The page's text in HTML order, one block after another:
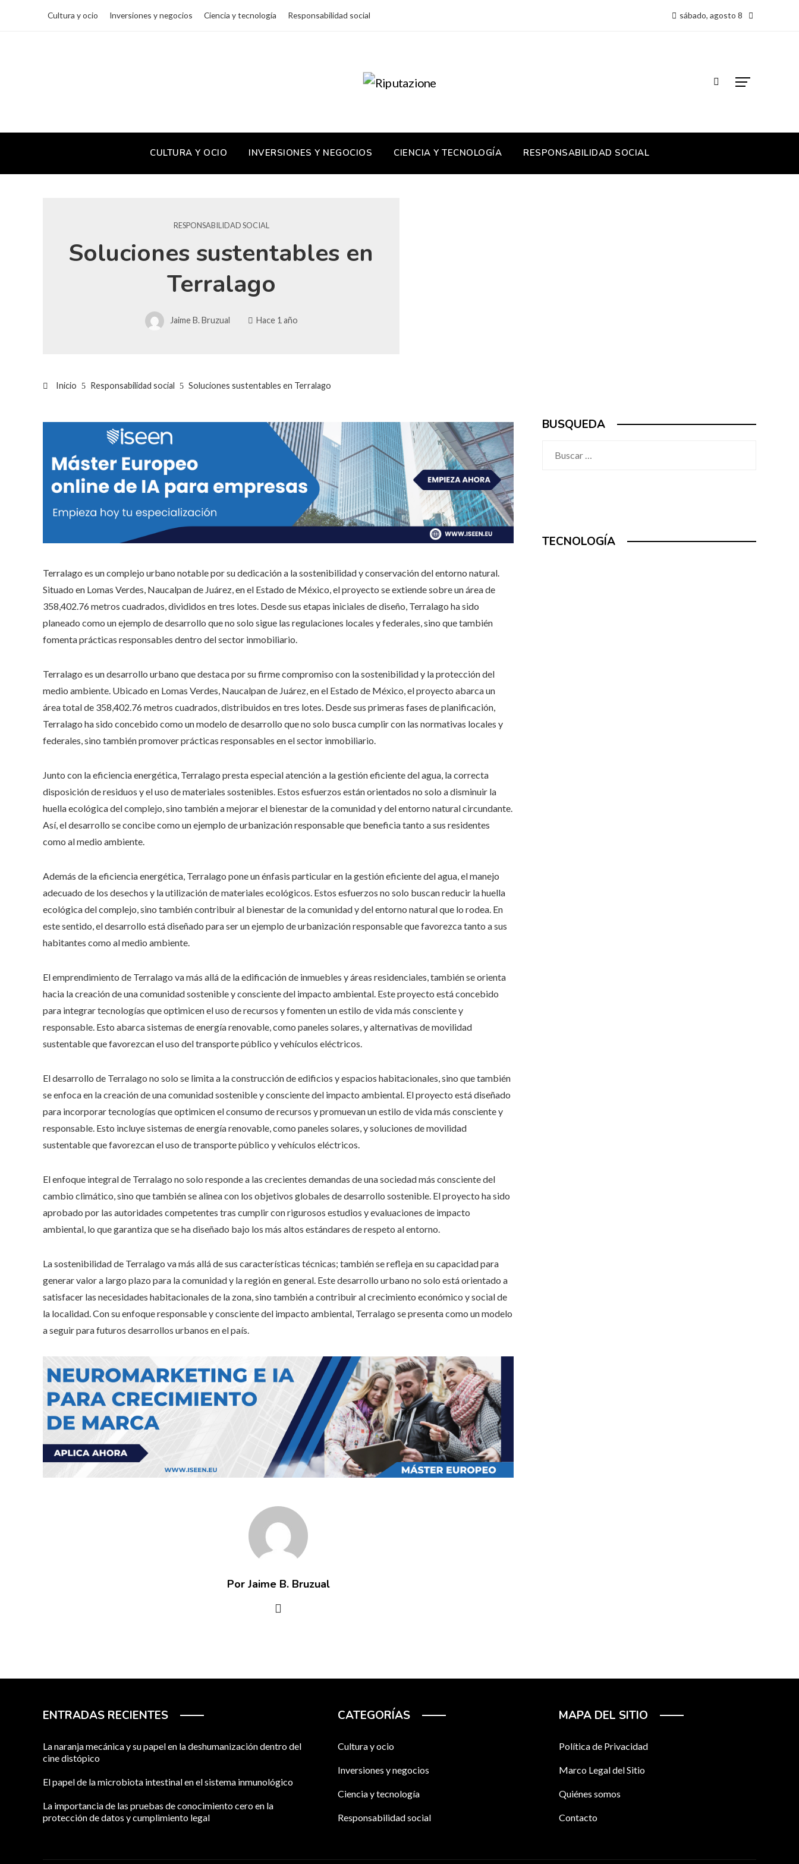
Cultura y ocio Inversiones y negocios Ciencia y tecnología Responsabilidad social sábado, agosto 8
CULTURA Y OCIO INVERSIONES Y NEGOCIOS CIENCIA Y TECNOLOGÍA RESPONSABILIDAD SOCIAL
RESPONSABILIDAD SOCIAL
Soluciones sustentables en
Terralago
Jaime B. Bruzual Hace 1 año
Inicio Responsabilidad social Soluciones sustentables en Terralago
Terralago es un complejo urbano notable por su dedicación a la sostenibilidad y conservación del entorno natural.
Situado en Lomas Verdes, Naucalpan de Juárez, en el Estado de México, el proyecto se extiende sobre un área de
358,402.76 metros cuadrados, divididos en tres lotes. Desde sus etapas iniciales de diseño, Terralago ha sido
planeado como un ejemplo de desarrollo que no solo sigue las regulaciones locales y federales, sino que también
fomenta prácticas responsables dentro del sector inmobiliario.
Terralago es un desarrollo urbano que destaca por su firme compromiso con la sostenibilidad y la protección del
medio ambiente. Ubicado en Lomas Verdes, Naucalpan de Juárez, en el Estado de México, el proyecto abarca un
área total de 358,402.76 metros cuadrados, distribuidos en tres lotes. Desde sus primeras fases de planificación,
Terralago ha sido concebido como un modelo de desarrollo que no solo busca cumplir con las normativas locales y
federales, sino también promover prácticas responsables en el sector inmobiliario.
Junto con la eficiencia energética, Terralago presta especial atención a la gestión eficiente del agua, la correcta
disposición de residuos y el uso de materiales sostenibles. Estos esfuerzos están orientados no solo a disminuir la
huella ecológica del complejo, sino también a mejorar el bienestar de la comunidad y del entorno natural circundante.
Así, el desarrollo se concibe como un ejemplo de urbanización responsable que beneficia tanto a sus residentes
como al medio ambiente.
Además de la eficiencia energética, Terralago pone un énfasis particular en la gestión eficiente del agua, el manejo
adecuado de los desechos y la utilización de materiales ecológicos. Estos esfuerzos no solo buscan reducir la huella
ecológica del complejo, sino también contribuir al bienestar de la comunidad y del entorno natural que lo rodea. En
este sentido, el desarrollo está diseñado para ser un ejemplo de urbanización responsable que favorezca tanto a sus
habitantes como al medio ambiente.
El emprendimiento de Terralago va más allá de la edificación de inmuebles y áreas residenciales, también se orienta
hacia la creación de una comunidad sostenible y consciente del impacto ambiental. Este proyecto está concebido
para integrar tecnologías que optimicen el uso de recursos y fomenten un estilo de vida más consciente y
responsable. Esto abarca sistemas de energía renovable, como paneles solares, y alternativas de movilidad
sustentable que favorezcan el uso del transporte público y vehículos eléctricos.
El desarrollo de Terralago no solo se limita a la construcción de edificios y espacios habitacionales, sino que también
se enfoca en la creación de una comunidad sostenible y consciente del impacto ambiental. El proyecto está diseñado
para incorporar tecnologías que optimicen el consumo de recursos y promuevan un estilo de vida más consciente y
responsable. Esto incluye sistemas de energía renovable, como paneles solares, y soluciones de movilidad
sustentable que favorezcan el uso de transporte público y vehículos eléctricos.
El enfoque integral de Terralago no solo responde a las crecientes demandas de una sociedad más consciente del
cambio climático, sino que también se alinea con los objetivos globales de desarrollo sostenible. El proyecto ha sido
aprobado por las autoridades competentes tras cumplir con rigurosos estudios y evaluaciones de impacto
ambiental, lo que garantiza que se ha diseñado bajo los más altos estándares de respeto al entorno.
La sostenibilidad de Terralago va más allá de sus características técnicas; también se refleja en su capacidad para
generar valor a largo plazo para la comunidad y la región en general. Este desarrollo urbano no solo está orientado a
satisfacer las necesidades habitacionales de la zona, sino también a contribuir al crecimiento económico y social de
la localidad. Con su enfoque responsable y consciente del impacto ambiental, Terralago se presenta como un modelo
a seguir para futuros desarrollos urbanos en el país.
Por Jaime B. Bruzual
BUSQUEDA
TECNOLOGÍA
ENTRADAS RECIENTES
La naranja mecánica y su papel en la deshumanización dentro del
cine distópico
El papel de la microbiota intestinal en el sistema inmunológico
La importancia de las pruebas de conocimiento cero en la
protección de datos y cumplimiento legal
CATEGORÍAS
Cultura y ocio
Inversiones y negocios
Ciencia y tecnología
Responsabilidad social
MAPA DEL SITIO
Política de Privacidad
Marco Legal del Sitio
Quiénes somos
Contacto